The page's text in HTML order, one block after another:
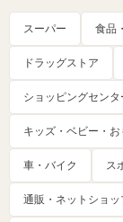
スーパー 食品
ドラッグストア
ショッピングセン
キッズ・ベビー・お
車・バイク ス
通販・ネットショッ